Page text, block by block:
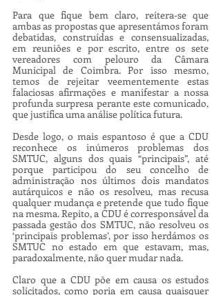
Para que fique bem claro, reitera-se que
ambas as propostas que apresentámos foram
debatidas, construídas e consensualizadas,
em reuniões e por escrito, entre os sete
vereadores com pelouro da Câmara
Municipal de Coimbra. Por isso mesmo,
temos de rejeitar veementemente estas
falaciosas afirmações e manifestar a nossa
profunda surpresa perante este comunicado,
que justifica uma análise política futura.
Desde logo, o mais espantoso é que a CDU
reconhece os inúmeros problemas dos
SMTUC, alguns dos quais “principais”, até
porque participou do seu concelho de
administração nos últimos dois mandatos
autárquicos e não os resolveu, mas recusa
qualquer mudança e pretende que tudo fique
na mesma. Repito, a CDU é corresponsável da
passada gestão dos SMTUC, não resolveu os
‘principais problemas’, por isso herdámos os
SMTUC no estado em que estavam, mas,
paradoxalmente, não quer mudar nada.
Claro que a CDU põe em causa os estudos
solicitados, como poria em causa quaisquer